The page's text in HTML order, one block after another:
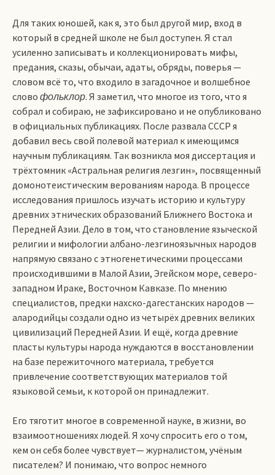
Для таких юношей, как я, это был другой мир, вход в
который в средней школе не был доступен. Я стал
усиленно записывать и коллекционировать мифы,
предания, сказы, обычаи, адаты, обряды, поверья —
словом всё то, что входило в загадочное и волшебное
слово фольклор. Я заметил, что многое из того, что я
собрал и собираю, не зафиксировано и не опубликовано
в официальных публикациях. После развала СССР я
добавил весь свой полевой материал к имеющимся
научным публикациям. Так возникла моя диссертация и
трёхтомник «Астральная религия лезгин», посвященный
домонотеистическим верованиям народа. В процессе
исследования пришлось изучать историю и культуру
древних этнических образований Ближнего Востока и
Передней Азии. Дело в том, что становление языческой
религии и мифологии албано-лезгиноязычных народов
напрямую связано с этногенетическими процессами
происходившими в Малой Азии, Эгейском море, северо-
западном Ираке, Восточном Кавказе. По мнению
специалистов, предки нахско-дагестанских народов —
алародийцы создали одно из четырёх древних великих
цивилизаций Передней Азии. И ещё, когда древние
пласты культуры народа нуждаются в восстановлении
на базе пережиточного материала, требуется
привлечение соответствующих материалов той
языковой семьи, к которой он принадлежит.
Его тяготит многое в современной науке, в жизни, во
взаимоотношениях людей. Я хочу спросить его о том,
кем он себя более чувствует— журналистом, учёным
писателем? И понимаю, что вопрос немного